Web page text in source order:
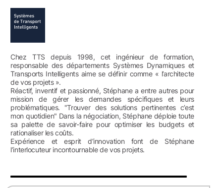
Chez TTS depuis 1998, cet ingénieur de formation,
responsable des départements Systèmes Dynamiques et
Transports Intelligents aime se définir comme « l’architecte
de vos projets ».
Réactif, inventif et passionné, Stéphane a entre autres pour
mission de gérer les demandes spécifiques et leurs
problématiques. "Trouver des solutions pertinentes c’est
mon quotidien" Dans la négociation, Stéphane déploie toute
sa palette de savoir-faire pour optimiser les budgets et
rationaliser les coûts.
Expérience et esprit d’innovation font de Stéphane
l’interlocuteur incontournable de vos projets.